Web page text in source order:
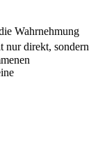
Wahrnehmung
nur direkt, sondern